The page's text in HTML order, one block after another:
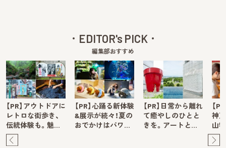
EDITOR's PICK
編集部おすすめ
【PR】アウトドアに
レトロな街歩き、
伝統体験も。魅…
【PR】心踊る新体験
&展示が続々！夏の
おでかけはパワ…
【PR】日常から離れ
て癒やしのひとと
きを。アートと…
【
神
山